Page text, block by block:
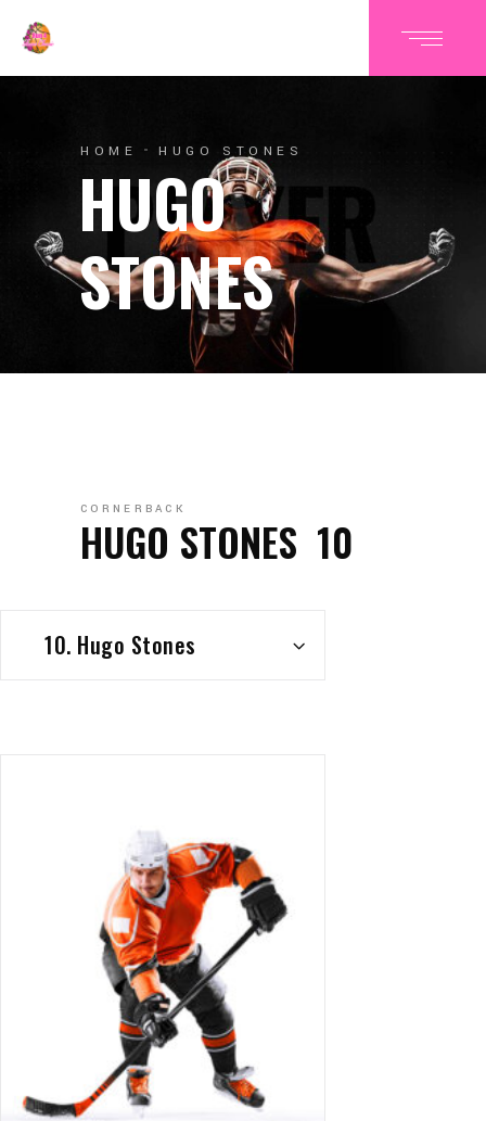
HOME HUGO STONES
HUGO
STONES
CORNERBACK
10
HUGO STONES
10. Hugo Stones